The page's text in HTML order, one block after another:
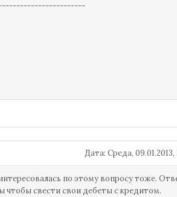
Дата: Среда,
по этому вопросу тоже.
свести свои дебеты с кредитом.